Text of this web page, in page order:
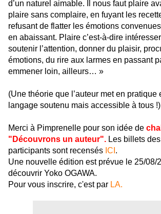
d’un naturel aimable. Il nous faut plaire
plaire sans complaire, en fuyant les
refusant de flatter les émotions
en abaissant. Plaire c’est-à-dire
soutenir l’attention, donner du plaisir,
émotions, du rire aux larmes en passant
emmener loin, ailleurs… »
(Une théorie que l’auteur met en pratique
langage soutenu mais accessible à tous !)
Merci à Pimprenelle pour son idée de
"Découvrons un auteur". Les billets
participants sont recensés ICI .
Une nouvelle édition est prévue le 25/08/
découvrir Yoko OGAWA.
Pour vous inscrire, c'est par LA.